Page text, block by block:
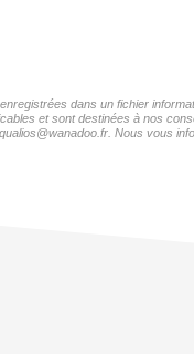
dans un fichier
et sont destinées à nos
Nous vous